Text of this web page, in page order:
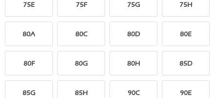
75E 75F 75G 75H
80A 80C 80D 80E
80F 80G 80H 85D
85G 85H 90C 90E